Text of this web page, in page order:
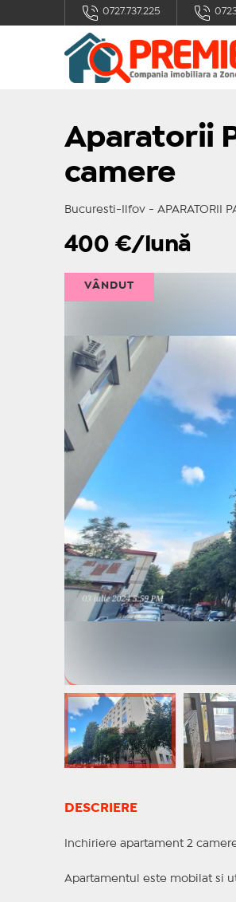
0727.737.225
Aparatorii
camere
Bucuresti-Ilfov - APARATORII
400 €/lună
VÂNDUT
DESCRIERE
Inchiriere apartament 2
Apartamentul este mobilat si